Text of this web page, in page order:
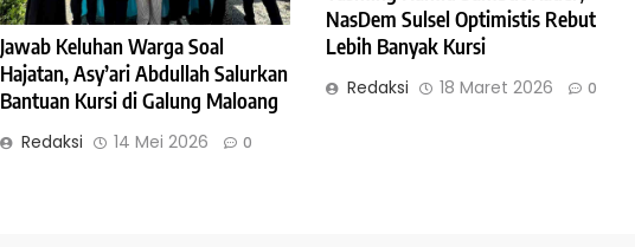
Jawab Keluhan Warga Soal
Hajatan, Asy’ari Abdullah Salurkan
Bantuan Kursi di Galung Maloang
Redaksi 14 Mei 2026 0
NasDem Sulsel Optimistis Rebut
Lebih Banyak Kursi
Redaksi 18 Maret 2026 0